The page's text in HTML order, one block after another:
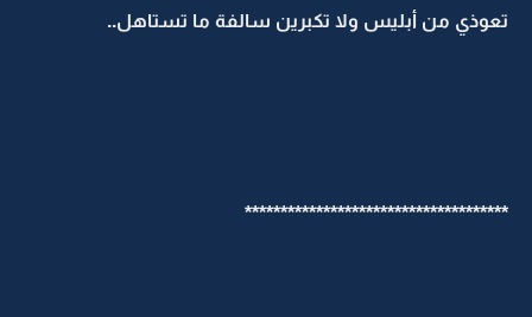
تعوذي من أبليس ولا تكبرين سالفة ما تستاهل..
*************************************